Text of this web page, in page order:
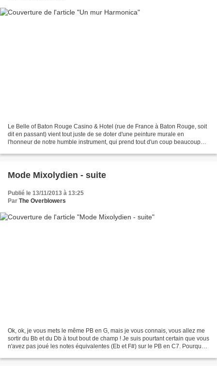
Le Belle of Baton Rouge Casino & Hotel (rue de France à Baton Rouge, soit
dit en passant) vient tout juste de se doter d'une peinture murale en
l'honneur de notre humble instrument, qui prend tout d'un coup beaucoup
Mode Mixolydien - suite
Publié le 13/11/2013 à 13:25
Par The Overblowers
Ok, ok, je vous mets le même PB en G, mais je vous connais, vous allez me
sortir du Bb et du Db à tout bout de champ ! Je suis pourtant certain que vous
n'avez pas joué les notes équivalentes (Eb et F#) sur le PB en C7. Pourquoi,